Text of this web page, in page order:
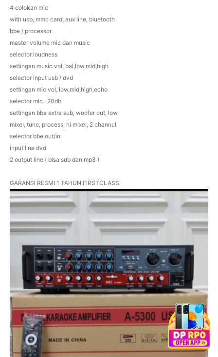
4 colokan mic
with usb, mmc card, aux line, bluetooth
bbe / processor
master volume mic dan music
selector loudness
settingan music vol, bal,low,mid,high
selector input usb / dvd
settingan mic vol, low,mid,high,echo
selector mic -20db
settingan bbe extra sub, woofer out, low
mixer, tune, process, hi mixer, 2 channel
selector bbe out/in
input line dvd
2 output line ( bisa sub dan mp3 )
GARANSI RESMI 1 TAHUN FIRSTCLASS